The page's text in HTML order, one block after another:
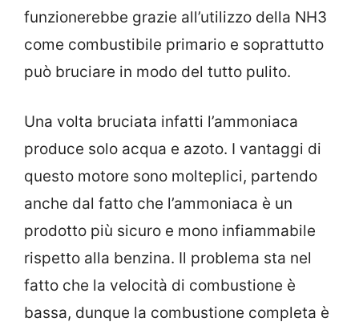
funzionerebbe grazie all’utilizzo della NH3
come combustibile primario e soprattutto
può bruciare in modo del tutto pulito.
Una volta bruciata infatti l’ammoniaca
produce solo acqua e azoto. I vantaggi di
questo motore sono molteplici, partendo
anche dal fatto che l’ammoniaca è un
prodotto più sicuro e mono infiammabile
rispetto alla benzina. Il problema sta nel
fatto che la velocità di combustione è
bassa, dunque la combustione completa è